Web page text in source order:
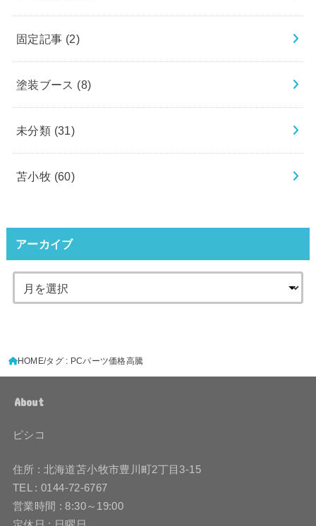
固定記事 (2)
塗装ブース (8)
未分類 (31)
苫小牧 (60)
アーカイブ
HOME タグ : PCパーツ価格高騰
About
ピシコ
住所 : 北海道苫小牧市豊川町2丁目3-15
TEL : 0144-72-6767
営業時間 : 8:30～19:00